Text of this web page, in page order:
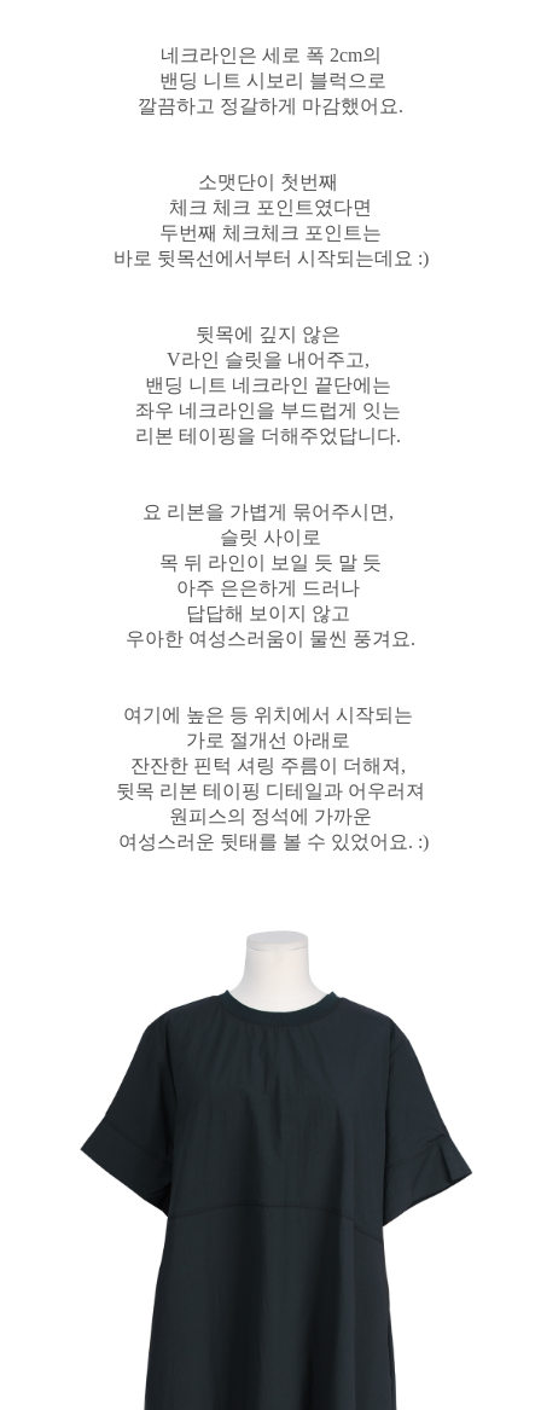
네크라인은 세로 폭 2cm의
밴딩 니트 시보리 블럭으로
깔끔하고 정갈하게 마감했어요.
소맷단이 첫번째
체크 체크 포인트였다면
두번째 체크체크 포인트는
바로 뒷목선에서부터 시작되는데요 :)
뒷목에 깊지 않은
V라인 슬릿을 내어주고,
밴딩 니트 네크라인 끝단에는
좌우 네크라인을 부드럽게 잇는
리본 테이핑을 더해주었답니다.
요 리본을 가볍게 묶어주시면,
슬릿 사이로
목 뒤 라인이 보일 듯 말 듯
아주 은은하게 드러나
답답해 보이지 않고
우아한 여성스러움이 물씬 풍겨요.
여기에 높은 등 위치에서 시작되는
가로 절개선 아래로
잔잔한 핀턱 셔링 주름이 더해져,
뒷목 리본 테이핑 디테일과 어우러져
원피스의 정석에 가까운
여성스러운 뒷태를 볼 수 있었어요. :)